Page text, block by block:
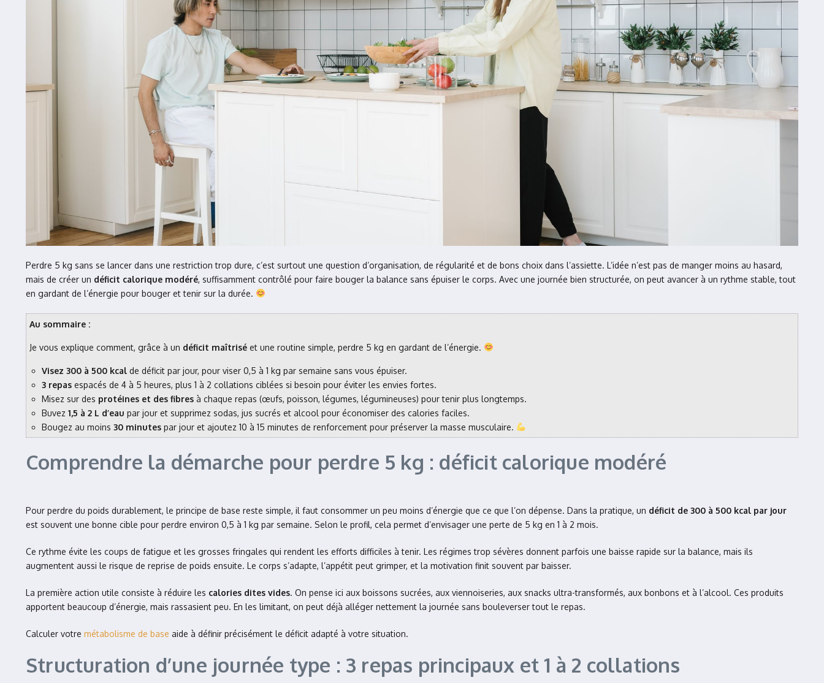
Perdre 5 kg sans se lancer dans une restriction trop dure, c’est surtout une question d’organisation, de régularité et de bons choix dans l’assiette. L’idée n’est pas de manger moins au hasard,
mais de créer un déficit calorique modéré, suffisamment contrôlé pour faire bouger la balance sans épuiser le corps. Avec une journée bien structurée, on peut avancer à un rythme stable, tout
en gardant de l’énergie pour bouger et tenir sur la durée.
Au sommaire :
Je vous explique comment, grâce à un déficit maîtrisé et une routine simple, perdre 5 kg en gardant de l’énergie.
Visez 300 à 500 kcal de déficit par jour, pour viser 0,5 à 1 kg par semaine sans vous épuiser.
3 repas espacés de 4 à 5 heures, plus 1 à 2 collations ciblées si besoin pour éviter les envies fortes.
Misez sur des protéines et des fibres à chaque repas (œufs, poisson, légumes, légumineuses) pour tenir plus longtemps.
Buvez 1,5 à 2 L d’eau par jour et supprimez sodas, jus sucrés et alcool pour économiser des calories faciles.
Bougez au moins 30 minutes par jour et ajoutez 10 à 15 minutes de renforcement pour préserver la masse musculaire.
Comprendre la démarche pour perdre 5 kg : déficit calorique modéré
Pour perdre du poids durablement, le principe de base reste simple, il faut consommer un peu moins d’énergie que ce que l’on dépense. Dans la pratique, un déficit de 300 à 500 kcal par jour
est souvent une bonne cible pour perdre environ 0,5 à 1 kg par semaine. Selon le profil, cela permet d’envisager une perte de 5 kg en 1 à 2 mois.
Ce rythme évite les coups de fatigue et les grosses fringales qui rendent les efforts difficiles à tenir. Les régimes trop sévères donnent parfois une baisse rapide sur la balance, mais ils
augmentent aussi le risque de reprise de poids ensuite. Le corps s’adapte, l’appétit peut grimper, et la motivation finit souvent par baisser.
La première action utile consiste à réduire les calories dites vides. On pense ici aux boissons sucrées, aux viennoiseries, aux snacks ultra-transformés, aux bonbons et à l’alcool. Ces produits
apportent beaucoup d’énergie, mais rassasient peu. En les limitant, on peut déjà alléger nettement la journée sans bouleverser tout le repas.
Calculer votre métabolisme de base aide à définir précisément le déficit adapté à votre situation.
Structuration d’une journée type : 3 repas principaux et 1 à 2 collations